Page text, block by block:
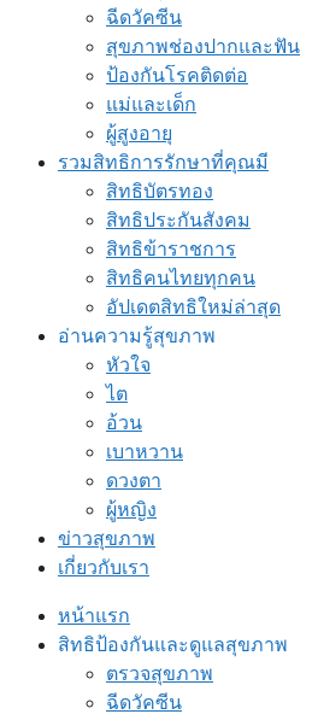
ฉีดวัคซีน
สุขภาพช่องปากและฟัน
ป้องกันโรคติดต่อ
แม่และเด็ก
ผู้สูงอายุ
รวมสิทธิการรักษาที่คุณมี
สิทธิบัตรทอง
สิทธิประกันสังคม
สิทธิข้าราชการ
สิทธิคนไทยทุกคน
อัปเดตสิทธิใหม่ล่าสุด
อ่านความรู้สุขภาพ
หัวใจ
ไต
อ้วน
เบาหวาน
ดวงตา
ผู้หญิง
ข่าวสุขภาพ
เกี่ยวกับเรา
หน้าแรก
สิทธิป้องกันและดูแลสุขภาพ
ตรวจสุขภาพ
ฉีดวัคซีน